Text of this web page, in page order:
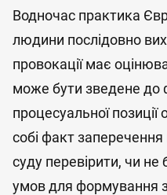
Водночас практика
людини послідовно
провокації має
може бути зведене до
процесуальної
собі факт
суду перевірити, чи
умов для формування